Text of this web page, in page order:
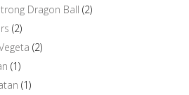
Dragon Ball (2)
(2)
(2)
(1)
(1)